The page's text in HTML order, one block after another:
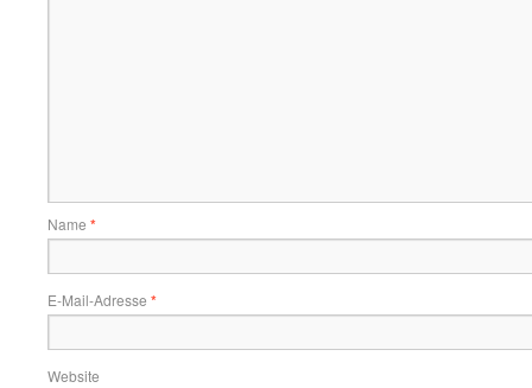
Name *
E-Mail-Adresse *
Website